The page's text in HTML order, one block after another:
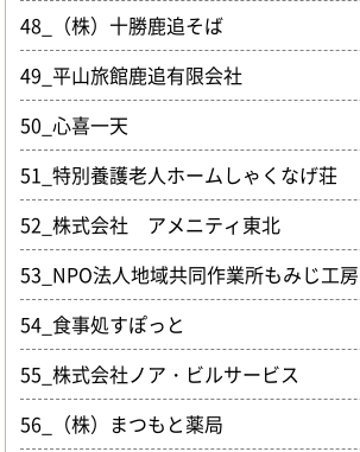
48_（株）十勝鹿追そば
49_平山旅館鹿追有限会社
50_心喜一天
51_特別養護老人ホームしゃくなげ荘
52_株式会社 アメニティ東北
53_NPO法人地域共同作業所もみじ工房
54_食事処すぽっと
55_株式会社ノア・ビルサービス
56_（株）まつもと薬局